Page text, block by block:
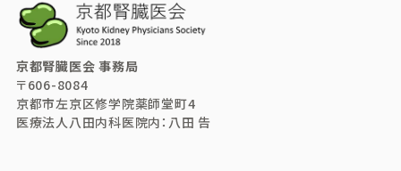
京都腎臓医会 事務局
〒606-8084
京都市左京区修学院薬師堂町4
医療法人八田内科医院内：八田 告